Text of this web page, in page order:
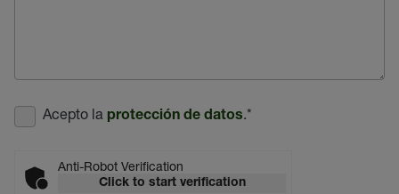
Acepto la protección de datos.*
Anti-Robot Verification
Click to start verification